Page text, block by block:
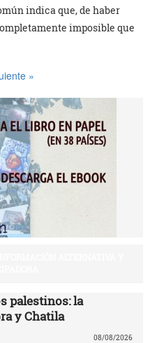
indica que, de haber
imposible que
»
palestinos: la
y Chatila
08/08/2026